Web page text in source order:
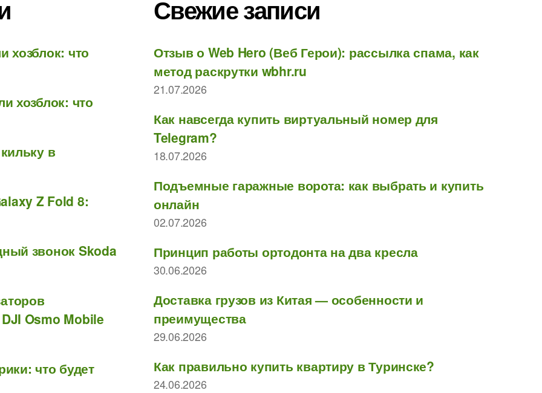
хозблок: что
хозблок: что
в
Z Fold 8:
звонок Skoda
Osmo Mobile
что будет
Свежие записи
Отзыв о Web Hero (Веб Герои): рассылка спама, как
метод раскрутки wbhr.ru
21.07.2026
Как навсегда купить виртуальный номер для
Telegram?
18.07.2026
Подъемные гаражные ворота: как выбрать и купить
онлайн
02.07.2026
Принцип работы ортодонта на два кресла
30.06.2026
Доставка грузов из Китая — особенности и
преимущества
29.06.2026
Как правильно купить квартиру в Туринске?
24.06.2026